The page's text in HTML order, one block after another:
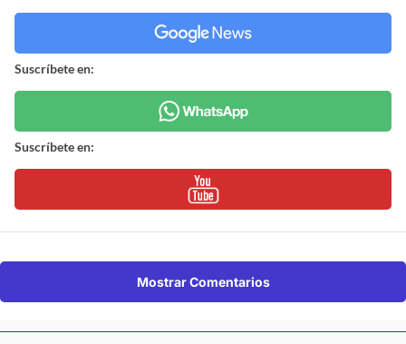
Suscríbete en:
Suscríbete en:
Mostrar Comentarios